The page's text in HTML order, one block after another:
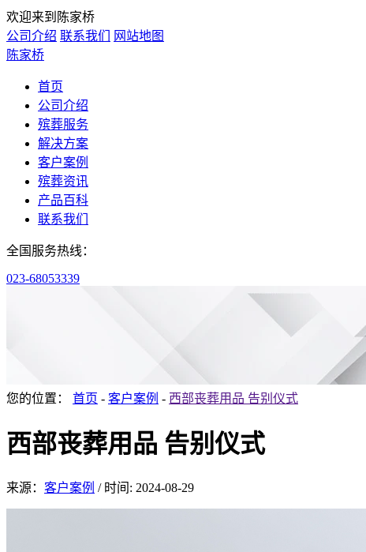
欢迎来到陈家桥
公司介绍 联系我们
网站地图
陈家桥
首页
公司介绍
殡葬服务
解决方案
客户案例
殡葬资讯
产品百科
联系我们
全国服务热线：
023-68053339
您的位置： 首页 - 客户案例 - 西部丧葬用品 告别仪式
西部丧葬用品 告别仪式
来源： 客户案例 / 时间: 2024-08-29